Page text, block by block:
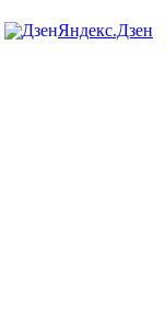
Яндекс.Дзен